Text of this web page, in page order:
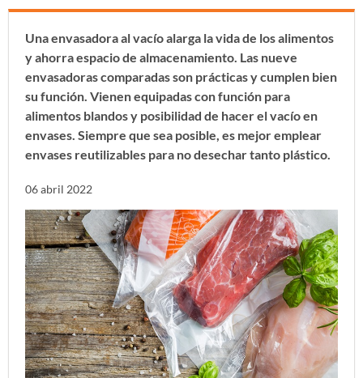
Una envasadora al vacío alarga la vida de los alimentos
y ahorra espacio de almacenamiento. Las nueve
envasadoras comparadas son prácticas y cumplen bien
su función. Vienen equipadas con función para
alimentos blandos y posibilidad de hacer el vacío en
envases. Siempre que sea posible, es mejor emplear
envases reutilizables para no desechar tanto plástico.
06 abril 2022